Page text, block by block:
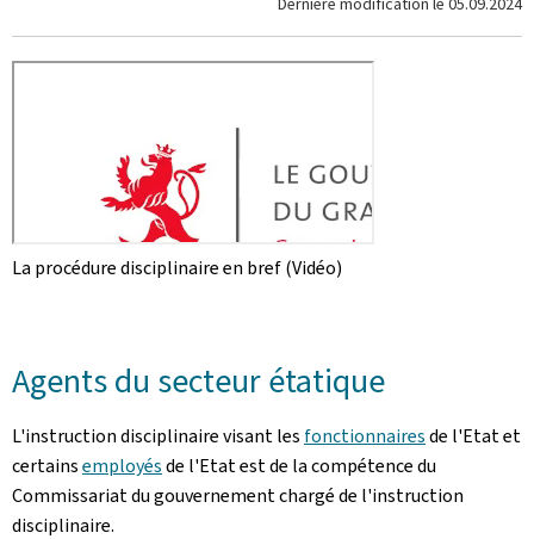
La procédure disciplinaire en bref (Vidéo)
Agents du secteur étatique
L'instruction disciplinaire visant les fonctionnairesde l'Etat et
certainsemployésde l'Etat est de la compétence du
Commissariat du gouvernement chargé de l'instruction
disciplinaire.